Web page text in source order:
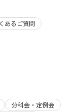
あるご質問
分科会・定例会